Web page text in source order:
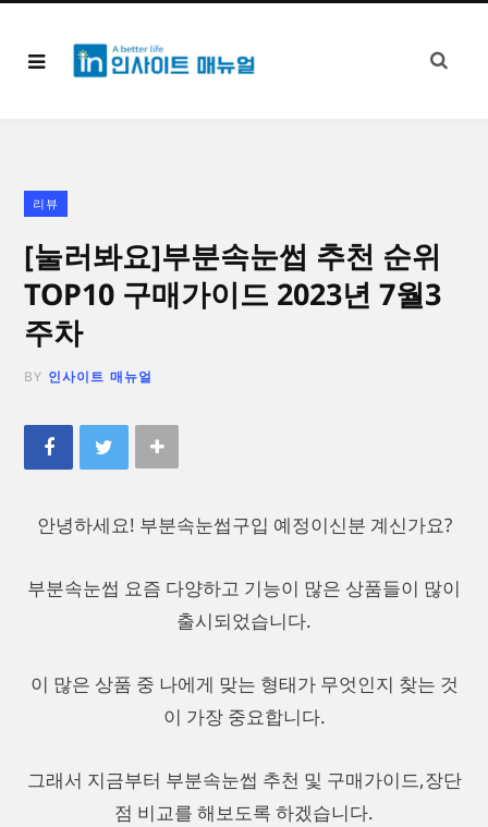
리뷰
[눌러봐요]부분속눈썹 추천 순위
TOP10 구매가이드 2023년 7월3
주차
BY 인사이트 매뉴얼
안녕하세요! 부분속눈썹구입 예정이신분 계신가요?
부분속눈썹 요즘 다양하고 기능이 많은 상품들이 많이
출시되었습니다.
이 많은 상품 중 나에게 맞는 형태가 무엇인지 찾는 것
이 가장 중요합니다.
그래서 지금부터 부분속눈썹 추천 및 구매가이드,장단
점 비교를 해보도록 하겠습니다.